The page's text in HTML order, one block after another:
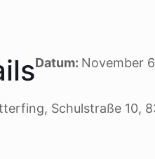
Datum: November
Schulstraße 10,